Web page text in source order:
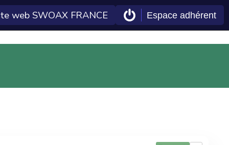
web SWOAX FRANCE Espace adhérent